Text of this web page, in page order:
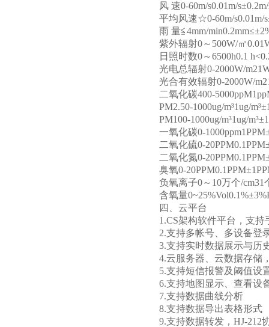
风 速0-60m/s0.01m/
平均风速☆0-60m/s0.01m/
雨 量≦4mm/
紫外辐射0～500W/㎡
日照时数0～6500h0.1
光电总辐射0-2000W/
光合有效辐射0-2000W/
二氧化碳400-
PM2.50-1000ug/m³1ug/
PM100-1000ug/m³1ug/
一氧化碳0-
二氧化硫0-
二氧化氮0-
臭氧0-
负氧离子0～10万个/cm31
含氧量
四、云平台
1.CS架构软件平台，支
2.支持多帐号、多设备登
3.支持实时数据展示与历
4.云服务器、云数据存储
5.支持短信报警及阈值设
6.支持地图显示、查看设
7.支持数据曲线分析
8.支持数据导出表格形式
9.支持数据转发，HJ-212